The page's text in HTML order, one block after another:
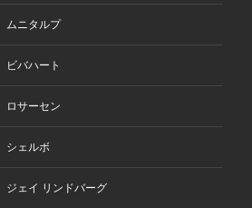
ムニタルプ
ビバハート
ロサーセン
シェルボ
ジェイ リンドバーグ